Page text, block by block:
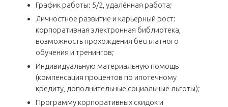
График работы: 5/2, удалённая работа;
Личностное развитие и карьерный рост:
корпоративная электронная библиотека,
возможность прохождения бесплатного
обучения и тренингов;
Индивидуальную материальную помощь
(компенсация процентов по ипотечному
кредиту, дополнительные социальные льготы);
Программу корпоративных скидок и